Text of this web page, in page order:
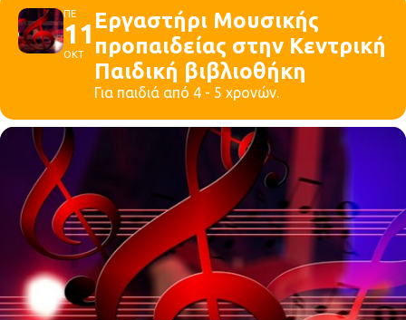
ΠΕ
11
ΟΚΤ
Εργαστήρι Μουσικής
προπαιδείας στην Κεντρική
Παιδική βιβλιοθήκη
Για παιδιά από 4 - 5 χρονών.